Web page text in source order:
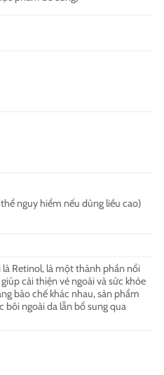
nguy hiểm nếu dùng liều cao)
Retinol, là một thành phần nổi
cải thiện vẻ ngoài và sức khỏe
bào chế khác nhau, sản phẩm
bôi ngoài da lẫn bổ sung qua